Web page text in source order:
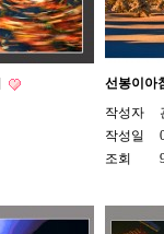
선봉이아
작성자
작성일
조회